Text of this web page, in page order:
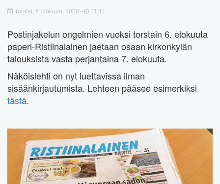
Torstai, 6 Elokuun, 2020 - 11:11
Postinjakelun ongelmien vuoksi torstain 6. elokuuta
paperi-Ristiinalainen jaetaan osaan kirkonkylän
talouksista vasta perjantaina 7. elokuuta.
Näköislehti on nyt luettavissa ilman
sisäänkirjautumista. Lehteen pääsee esimerkiksi
tästä.